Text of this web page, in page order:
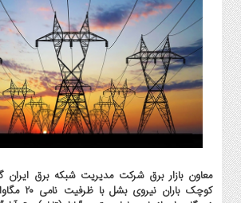
مسکن
و
شهری
گاز
و
پتروشیمی
صنعت
و
خودرومعاون بازار برق شرکت مدیریت شبکه برق ایران
کوچک